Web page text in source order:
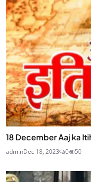
18 December Aaj ka
adminDec 18, 2023 0 50